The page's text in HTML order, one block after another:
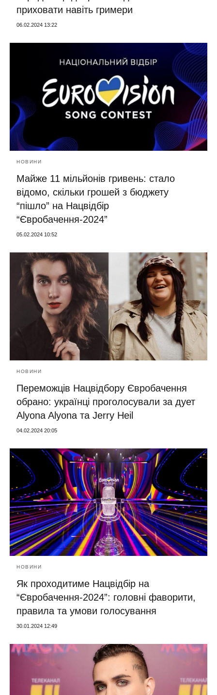
приховати навіть гримери
06.02.2024 13:22
НОВИНИ
Майже 11 мільйонів гривень: стало
відомо, скільки грошей з бюджету
“пішло” на Нацвідбір
“Євробачення-2024”
05.02.2024 10:52
НОВИНИ
Переможців Нацвідбору Євробачення
обрано: українці проголосували за дует
Alyona Alyona та Jerry Heil
04.02.2024 20:05
НОВИНИ
Як проходитиме Нацвідбір на
“Євробачення-2024”: головні фаворити,
правила та умови голосування
30.01.2024 12:49